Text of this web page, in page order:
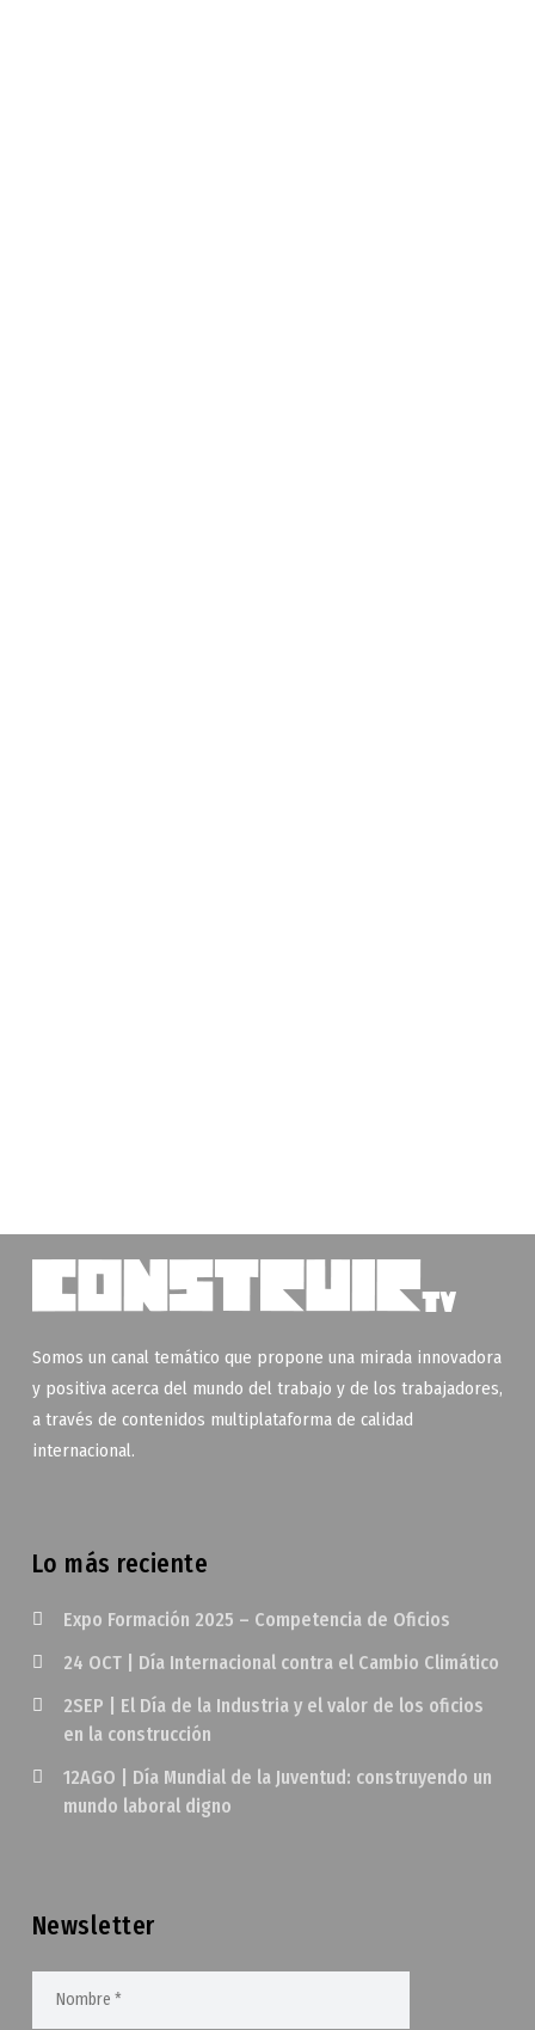
Somos un canal temático que propone una mirada innovadora
y positiva acerca del mundo del trabajo y de los trabajadores,
a través de contenidos multiplataforma de calidad
internacional.
Lo más reciente
Expo Formación 2025 – Competencia de Oficios
24 OCT | Día Internacional contra el Cambio Climático
2SEP | El Día de la Industria y el valor de los oficios
en la construcción
12AGO | Día Mundial de la Juventud: construyendo un
mundo laboral digno
Newsletter